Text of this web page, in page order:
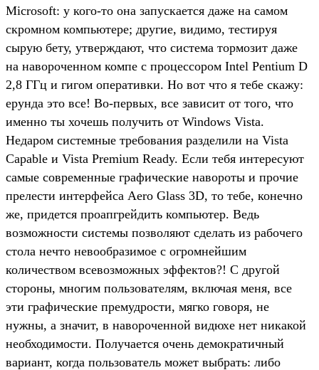
Microsoft: у кого-то она запускается даже на самом
скромном компьютере; другие, видимо, тестируя
сырую бету, утверждают, что система тормозит даже
на навороченном компе с процессором Intel Pentium D
2,8 ГГц и гигом оперативки. Но вот что я тебе скажу:
ерунда это все! Во-первых, все зависит от того, что
именно ты хочешь получить от Windows Vista.
Недаром системные требования разделили на Vista
Capable и Vista Premium Ready. Если тебя интересуют
самые современные графические навороты и прочие
прелести интерфейса Aero Glass 3D, то тебе, конечно
же, придется проапгрейдить компьютер. Ведь
возможности системы позволяют сделать из рабочего
стола нечто невообразимое с огромнейшим
количеством всевозможных эффектов?! С другой
стороны, многим пользователям, включая меня, все
эти графические премудрости, мягко говоря, не
нужны, а значит, в навороченной видюхе нет никакой
необходимости. Получается очень демократичный
вариант, когда пользователь может выбрать: либо